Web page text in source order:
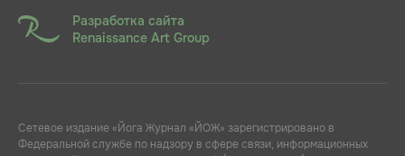
Разработка сайта
Renaissance Art Group
Сетевое издание «Йога Журнал «ЙОЖ» зарегистрировано в
Федеральной службе по надзору в сфере связи, информационных